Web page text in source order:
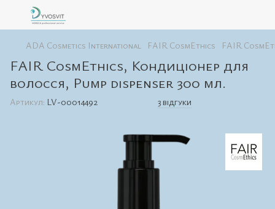
ADA Cosmetics International FAIR CosmEthics FAIR
FAIR CosmEthics, Кондиціонер для
волосся, Pump dispenser 300 мл.
Артикул: LV-00014492 3 відгуки